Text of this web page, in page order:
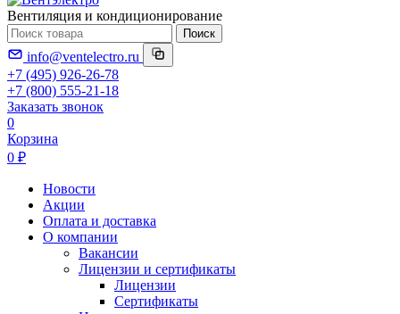
Вентиляция и кондиционирование
Поиск
info@ventelectro.ru
+7 (495) 926-26-78
+7 (800) 555-21-18
Заказать звонок
0
Корзина
0 ₽
Новости
Акции
Оплата и доставка
О компании
Вакансии
Лицензии и сертификаты
Лицензии
Сертификаты